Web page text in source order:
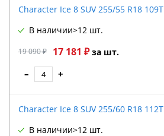
Character Ice 8 SUV 255/55 R18 109T
19 090 ₽ 17 181 ₽за шт.
В наличии>12 шт.
– +
Character Ice 8 SUV 255/60 R18 112T
В наличии>12 шт.